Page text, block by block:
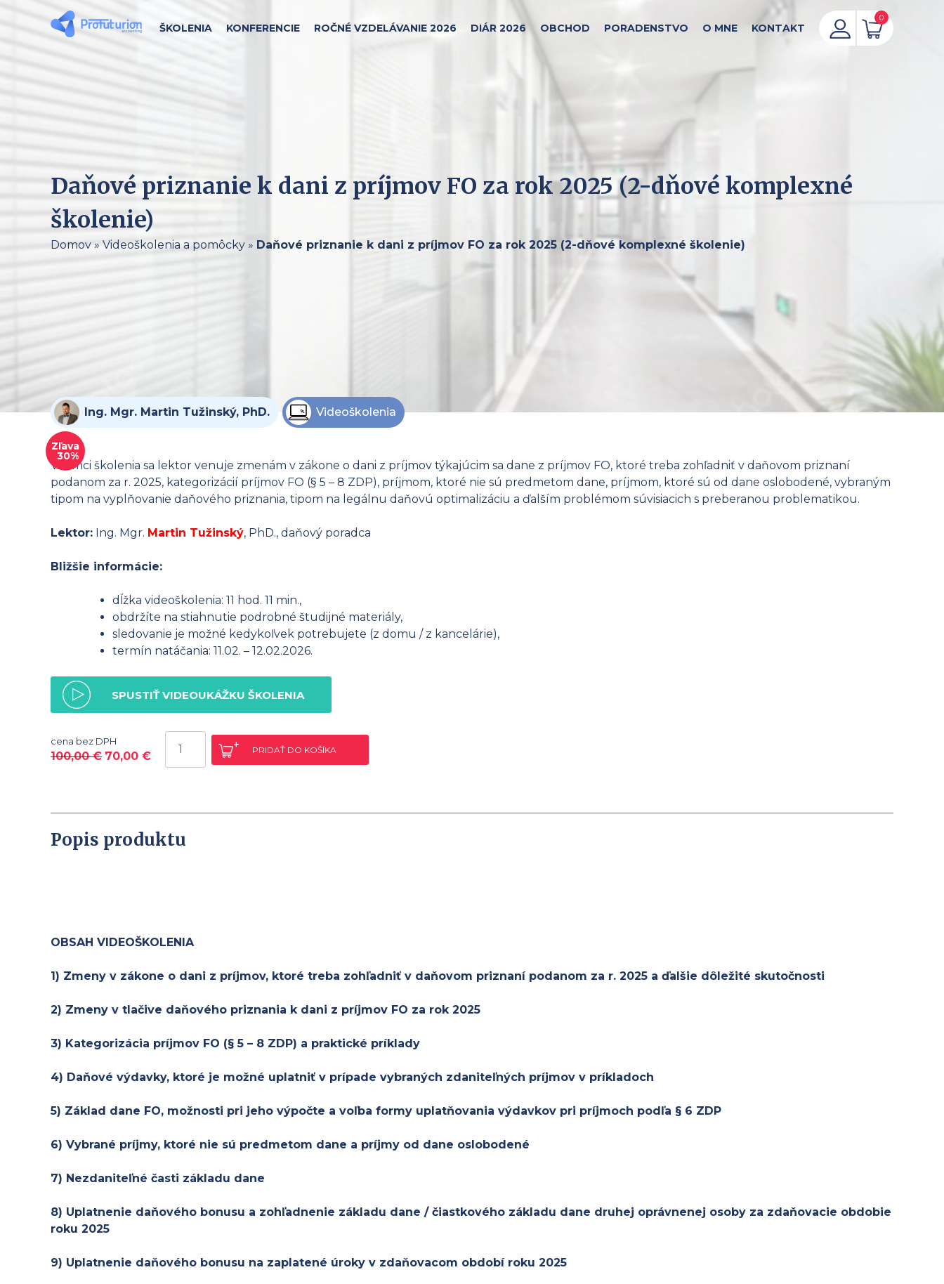
ŠKOLENIA KONFERENCIE ROČNÉ VZDELÁVANIE 2026 DIÁR 2026 OBCHOD PORADENSTVO O MNE KONTAKT
0
Daňové priznanie k dani z príjmov FO za rok 2025 (2-dňové komplexné
školenie)
Domov » Videoškolenia a pomôcky » Daňové priznanie k dani z príjmov FO za rok 2025 (2-dňové komplexné školenie)
Ing. Mgr. Martin Tužinský, PhD. Videoškolenia
Zľava
30%
V rámci školenia sa lektor venuje zmenám v zákone o dani z príjmov týkajúcim sa dane z príjmov FO, ktoré treba zohľadniť v daňovom priznaní
podanom za r. 2025, kategorizácií príjmov FO (§ 5 – 8 ZDP), príjmom, ktoré nie sú predmetom dane, príjmom, ktoré sú od dane oslobodené, vybraným
tipom na vyplňovanie daňového priznania, tipom na legálnu daňovú optimalizáciu a ďalším problémom súvisiacich s preberanou problematikou.
Lektor: Ing. Mgr. Martin Tužinský, PhD., daňový poradca
Bližšie informácie:
dĺžka videoškolenia: 11 hod. 11 min.,
obdržíte na stiahnutie podrobné študijné materiály,
sledovanie je možné kedykoľvek potrebujete (z domu / z kancelárie),
termín natáčania: 11.02. – 12.02.2026.
SPUSTIŤ VIDEOUKÁŽKU ŠKOLENIA
cena bez DPH
100,00€ 70,00 €
množstvo
Daňové
priznanie
príjmov
dňové
školenie)
PRIDAŤ DO KOŠÍKA
Popis produktu
OBSAH VIDEOŠKOLENIA
1) Zmeny v zákone o dani z príjmov, ktoré treba zohľadniť v daňovom priznaní podanom za r. 2025 a ďalšie dôležité skutočnosti
2) Zmeny v tlačive daňového priznania k dani z príjmov FO za rok 2025
3) Kategorizácia príjmov FO (§ 5 – 8 ZDP) a praktické príklady
4) Daňové výdavky, ktoré je možné uplatniť v prípade vybraných zdaniteľných príjmov v príkladoch
5) Základ dane FO, možnosti pri jeho výpočte a voľba formy uplatňovania výdavkov pri príjmoch podľa § 6 ZDP
6) Vybrané príjmy, ktoré nie sú predmetom dane a príjmy od dane oslobodené
7) Nezdaniteľné časti základu dane
8) Uplatnenie daňového bonusu a zohľadnenie základu dane / čiastkového základu dane druhej oprávnenej osoby za zdaňovacie obdobie
roku 2025
9) Uplatnenie daňového bonusu na zaplatené úroky v zdaňovacom období roku 2025